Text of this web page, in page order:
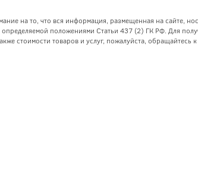
на то, что вся информация, размещенная на сайте,
положениями Статьи 437 (2) ГК РФ. Для
стоимости товаров и услуг, пожалуйста,